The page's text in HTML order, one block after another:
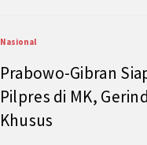
Nasional
Prabowo-Gibran
Pilpres di MK,
Khusus